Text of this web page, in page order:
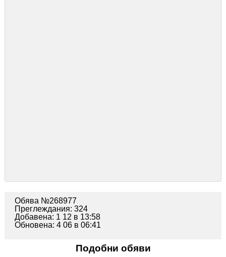
Обява №268977
Преглеждания: 324
Добавена: 1 12 в 13:58
Обновена: 4 06 в 06:41
Подобни обяви